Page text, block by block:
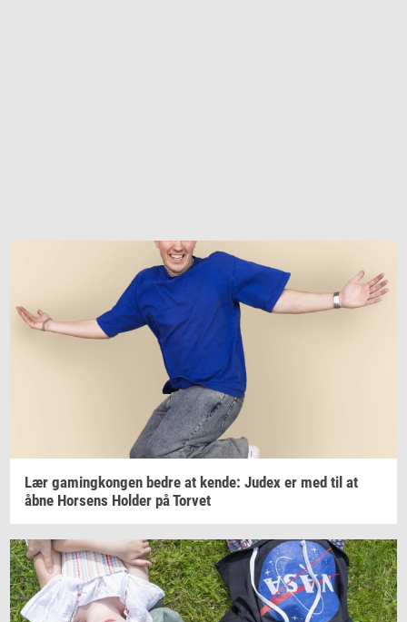
Lær ga­m­ing­kon­gen bedre at kende: Judex er med til at
åbne Hor­sens Hol­der påTor­vet